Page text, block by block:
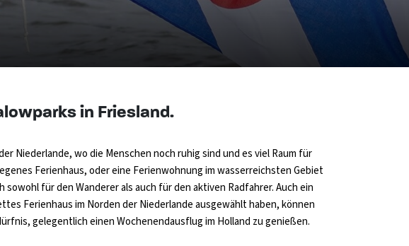
in Friesland.
Niederlande, wo die Menschen noch ruhig sind und es viel Raum für
Ferienhaus, oder eine Ferienwohnung im wasserreichsten Gebiet
für den Wanderer als auch für den aktiven Radfahrer. Auch ein
Ferienhaus im Norden der Niederlande ausgewählt haben, können
gelegentlich einen Wochenendausflug im Holland zu genießen.